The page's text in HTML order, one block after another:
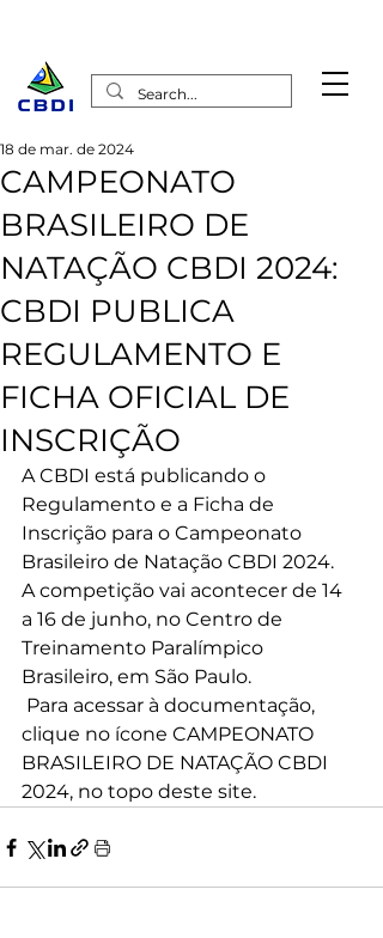
CAMPEONATO
BRASILEIRO DE
NATAÇÃO CBDI 2024:
CBDI PUBLICA
REGULAMENTO E
FICHA OFICIAL DE
INSCRIÇÃO
18 de mar. de 2024
A CBDI está publicando o
Regulamento e a Ficha de
Inscrição para o Campeonato
Brasileiro de Natação CBDI 2024.
A competição vai acontecer de 14
a 16 de junho, no Centro de
Treinamento Paralímpico
Brasileiro, em São Paulo.
clique no ícone CAMPEONATO
BRASILEIRO DE NATAÇÃO CBDI
2024, no topo deste site.